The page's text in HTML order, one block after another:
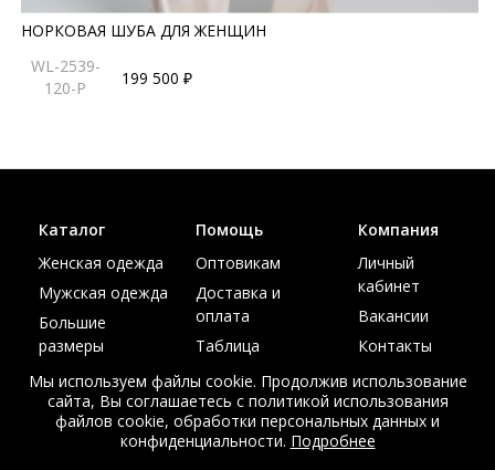
НОРКОВАЯ ШУБА ДЛЯ ЖЕНЩИН
WL-2539-
120-P
199 500 ₽
Каталог
Женская одежда
Мужская одежда
Большие
размеры
Акции
Помощь
Оптовикам
Доставка и
оплата
Таблица
Компания
Личный
кабинет
Вакансии
Контакты
Мы используем файлы cookie. Продолжив использование
сайта, Вы соглашаетесь с политикой использования
файлов cookie, обработки персональных данных и
конфиденциальности. Подробнее